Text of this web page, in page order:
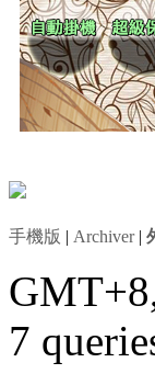
手機版 | Archiver|
7